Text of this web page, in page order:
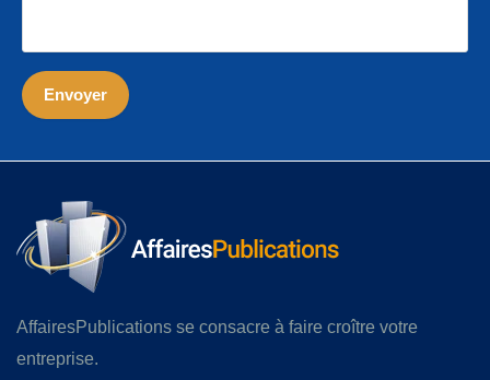
AffairesPublications se consacre à faire croître votre
entreprise.